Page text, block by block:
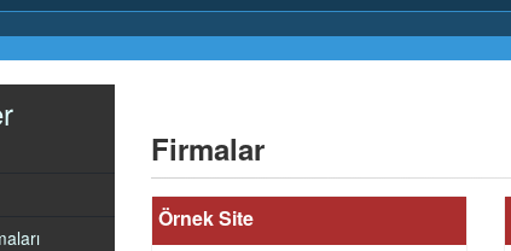
Firmalar
Örnek Site